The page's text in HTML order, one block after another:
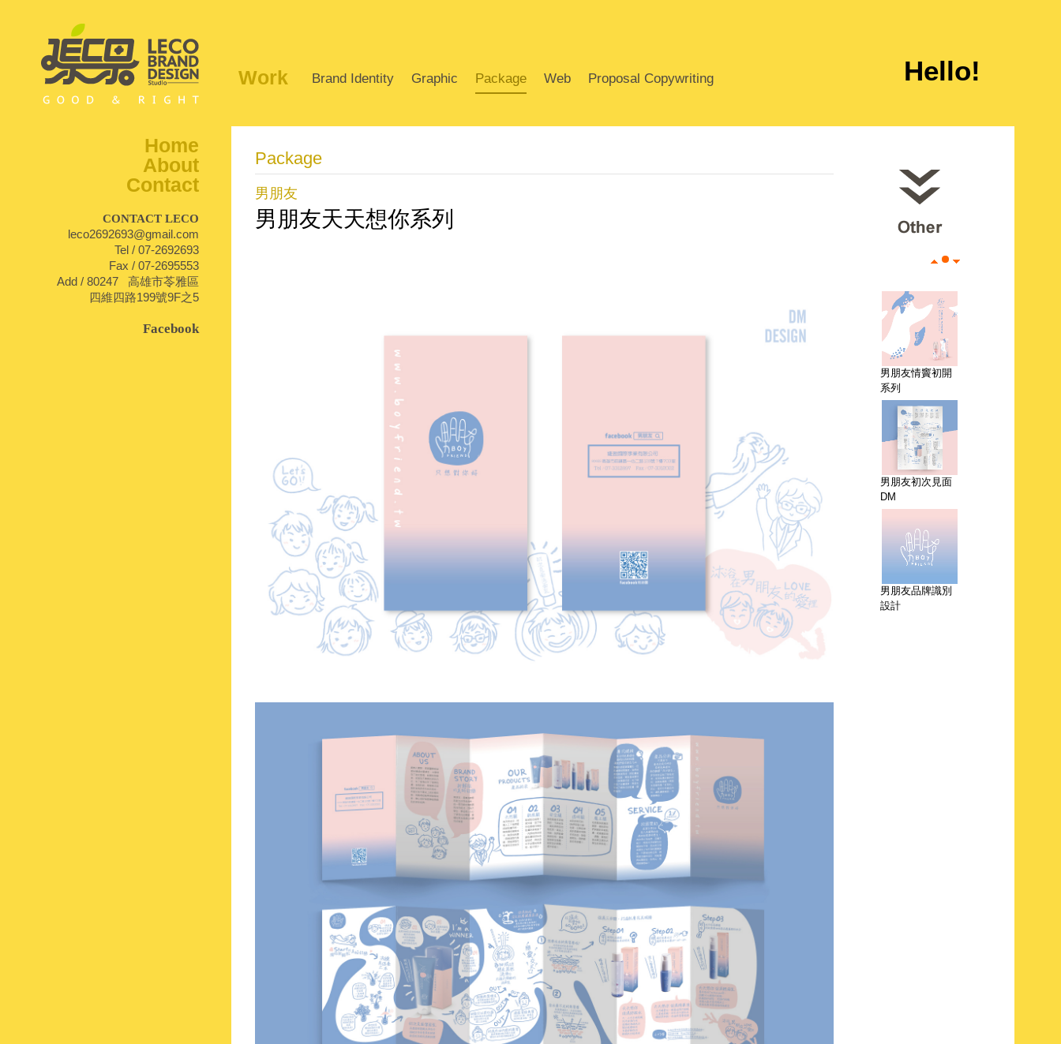
Work Brand Identity Graphic Package Web Proposal Copywriting Hello!
Home
About
Contact
CONTACT LECO
leco2692693@gmail.com
Tel / 07-2692693
Fax / 07-2695553
Add / 80247 高雄市苓雅區
四維四路199號9F之5
Facebook
Package
男朋友
男朋友天天想你系列
男朋友情竇初開
系列
男朋友初次見面
DM
男朋友品牌識別
設計